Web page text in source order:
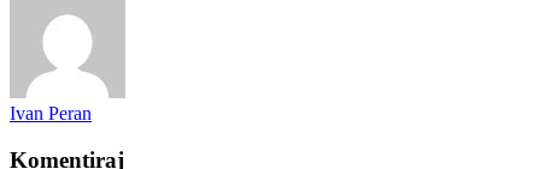
Ivan Peran
Komentiraj